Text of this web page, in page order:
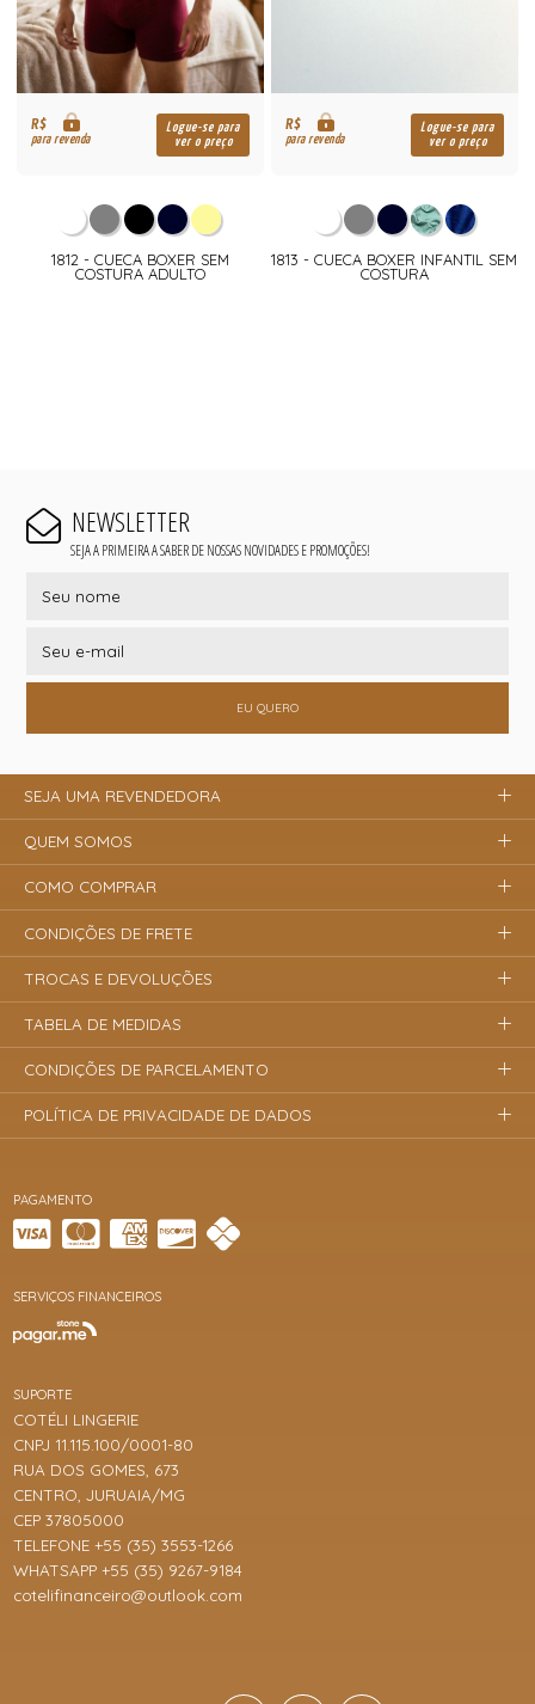
R$
para revenda
Logue-se para
ver o preço
1812 - CUECA BOXER SEM
COSTURA ADULTO
R$
para revenda
Logue-se para
ver o preço
1813 - CUECA BOXER INFANTIL SEM
COSTURA
NEWSLETTER
SEJA A PRIMEIRA A SABER DE NOSSAS NOVIDADES E PROMOÇÕES!
EU QUERO
PAGAMENTO
SERVIÇOS FINANCEIROS
SUPORTE
COTÉLI LINGERIE
CNPJ 11.115.100/0001-80
RUA DOS GOMES, 673
CENTRO, JURUAIA/MG
CEP 37805000
TELEFONE +55 (35) 3553-1266
WHATSAPP +55 (35) 9267-9184
cotelifinanceiro@outlook.com
SEJA UMA REVENDEDORA
QUEM SOMOS
COMO COMPRAR
CONDIÇÕES DE FRETE
TROCAS E DEVOLUÇÕES
TABELA DE MEDIDAS
CONDIÇÕES DE PARCELAMENTO
POLÍTICA DE PRIVACIDADE DE DADOS